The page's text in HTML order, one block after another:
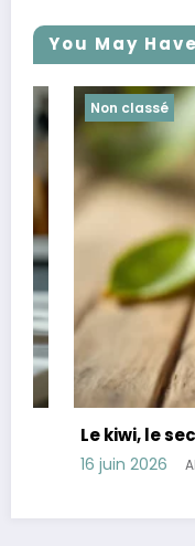
You May
Non classé
Le kiwi, le
16 juin 2026